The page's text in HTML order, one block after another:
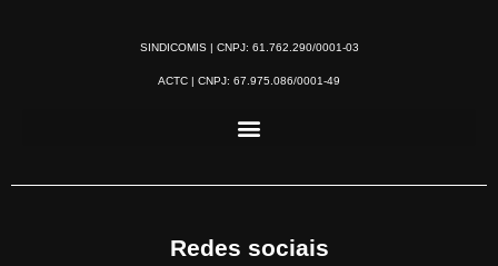
SINDICOMIS | CNPJ: 61.762.290/0001-03
ACTC | CNPJ: 67.975.086/0001-49
Redes sociais